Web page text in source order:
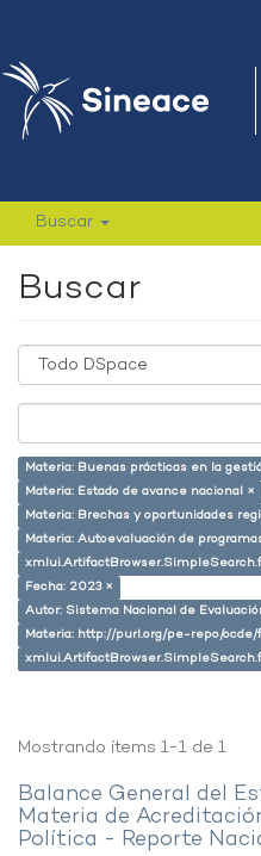
Buscar
Buscar
Materia: Buenas prácticas en la
Materia: Estado de avance nacional ×
Materia: Brechas y oportunidades
Materia: Autoevaluación de
Fecha: 2023 ×
Autor: Sistema Nacional de
Materia: http://purl.org/pe-repo/ocde/
Mostrando ítems 1-1 de 1
Balance General del
Materia de
Política - Reporte